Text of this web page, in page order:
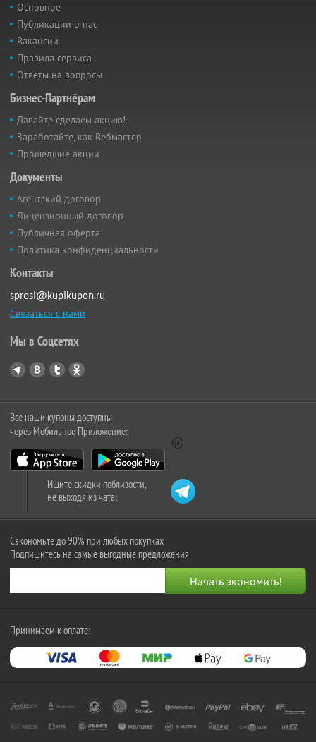
Основное
Публикации о нас
Вакансии
Правила сервиса
Ответы на вопросы
Бизнес-Партнёрам
Давайте сделаем акцию!
Заработайте, как Вебмастер
Прошедшие акции
Документы
Агентский договор
Лицензионный договор
Публичная оферта
Политика конфиденциальности
Контакты
sprosi@kupikupon.ru
Связаться с нами
Мы в Соцсетях
Все наши купоны доступны
через Мобильное Приложение:
Ищите скидки поблизости,
не выходя из чата:
Сэкономьте до 90% при любых покупках
Подпишитесь на самые выгодные предложения
Принимаем к оплате: